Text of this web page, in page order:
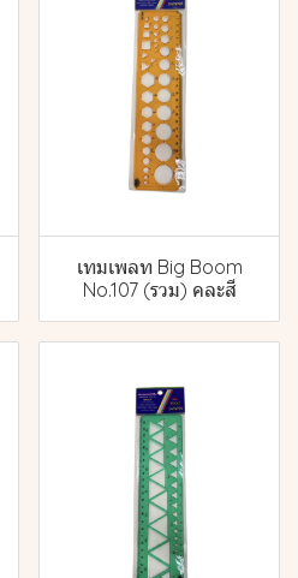
เทมเพลท Big Boom
No.107 (รวม) คละสี